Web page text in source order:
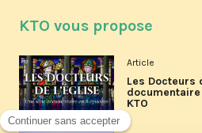
KTO vous propose
Article
Les Docteurs
KTO